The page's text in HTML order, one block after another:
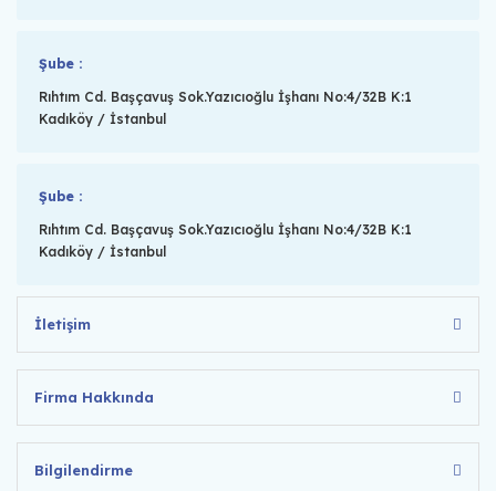
Şube :
Rıhtım Cd. Başçavuş Sok.Yazıcıoğlu İşhanı No:4/32B K:1
Kadıköy / İstanbul
Şube :
Rıhtım Cd. Başçavuş Sok.Yazıcıoğlu İşhanı No:4/32B K:1
Kadıköy / İstanbul
İletişim
Firma Hakkında
Bilgilendirme